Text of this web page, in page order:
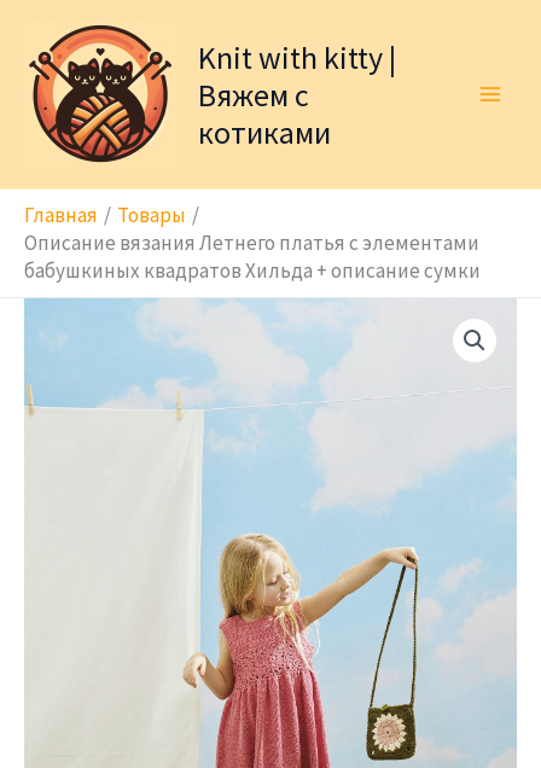
содержимому
Knit with kitty |
Вяжем с
котиками
Главная
Товары
Описание вязания Летнего платья с элементами
бабушкиных квадратов Хильда + описание сумки